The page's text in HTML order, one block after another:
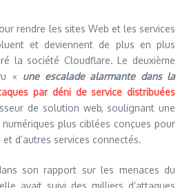
rendre les sites Web et les services
et deviennent de plus en plus
la société Cloudflare. Le deuxième
« une escalade alarmante dans la
par déni de service distribuées
de solution web, soulignant une
plus ciblées conçues pour
d’autres services connectés.
son rapport sur les menaces du